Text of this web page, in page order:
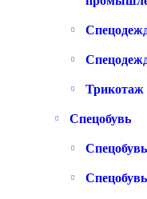
Трикотаж
Спецобувь